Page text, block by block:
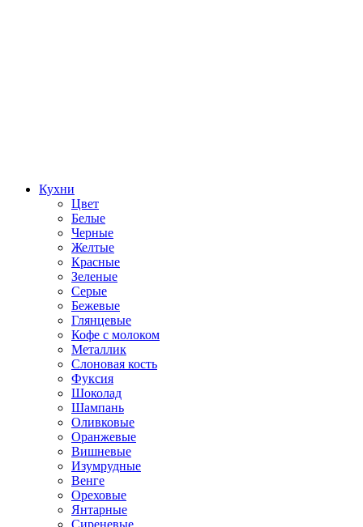
Кухни
Цвет
Белые
Черные
Желтые
Красные
Зеленые
Серые
Бежевые
Глянцевые
Кофе с молоком
Металлик
Слоновая кость
Фуксия
Шоколад
Шампань
Оливковые
Оранжевые
Вишневые
Изумрудные
Венге
Ореховые
Янтарные
Сиреневые